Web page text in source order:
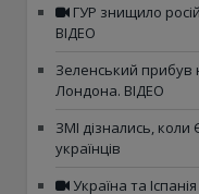
ГУР знищило
ВІДЕО
Зеленський прибув
Лондона. ВІДЕО
ЗМІ дізнались,
українців
Україна та